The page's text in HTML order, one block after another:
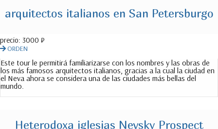
arquitectos italianos en San Petersburgo
precio: 3000 ₽
ORDEN
Este tour le permitirá familiarizarse con los nombres y las obras de
los más famosos arquitectos italianos, gracias a la cual la ciudad en
el Neva ahora se considera una de las ciudades más bellas del
mundo.
Heterodoxa iglesias Nevsky Prospect